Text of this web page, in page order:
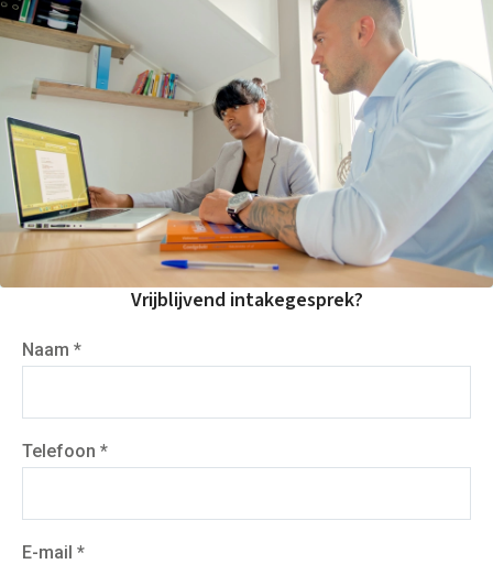
Taaltoets | Pabo
Rekenen- en
Wiskundetoets | Pabo
HBO 21+ toelating
voorbereiden
Medisch rekenen
Training
Leren leren |
Studievaardigheden,
planning & motivatie
Werkgeheugen verbeteren
met Cogmed
Concentratie verbeteren
met neurofeedback | ADHD
& ADD
neurofeedback | HSP
middelbare school
| masterclass
Rekenen
Vrijblijvend intakegesprek?
Naam *
Telefoon *
E-mail *